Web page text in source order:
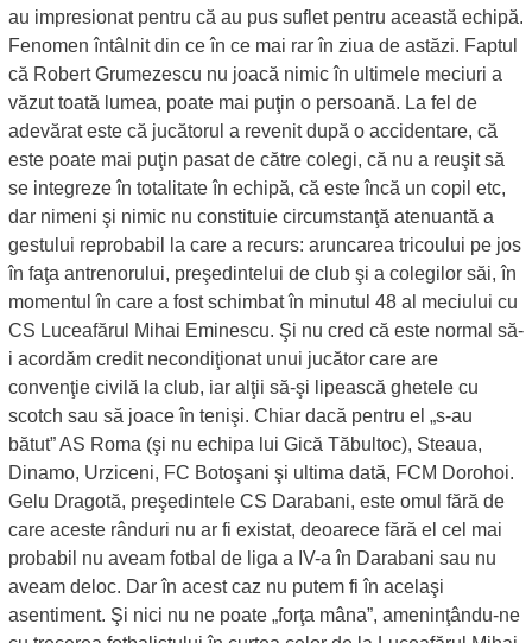
au impresionat pentru că au pus suflet pentru această echipă.
Fenomen întâlnit din ce în ce mai rar în ziua de astăzi. Faptul
că Robert Grumezescu nu joacă nimic în ultimele meciuri a
văzut toată lumea, poate mai puţin o persoană. La fel de
adevărat este că jucătorul a revenit după o accidentare, că
este poate mai puţin pasat de către colegi, că nu a reuşit să
se integreze în totalitate în echipă, că este încă un copil etc,
dar nimeni şi nimic nu constituie circumstanţă atenuantă a
gestului reprobabil la care a recurs: aruncarea tricoului pe jos
în faţa antrenorului, preşedintelui de club şi a colegilor săi, în
momentul în care a fost schimbat în minutul 48 al meciului cu
CS Luceafărul Mihai Eminescu. Şi nu cred că este normal să-
i acordăm credit necondiţionat unui jucător care are
convenţie civilă la club, iar alţii să-şi lipească ghetele cu
scotch sau să joace în tenişi. Chiar dacă pentru el „s-au
bătut” AS Roma (şi nu echipa lui Gică Tăbultoc), Steaua,
Dinamo, Urziceni, FC Botoşani şi ultima dată, FCM Dorohoi.
Gelu Dragotă, preşedintele CS Darabani, este omul fără de
care aceste rânduri nu ar fi existat, deoarece fără el cel mai
probabil nu aveam fotbal de liga a IV-a în Darabani sau nu
aveam deloc. Dar în acest caz nu putem fi în acelaşi
asentiment. Şi nici nu ne poate „forţa mâna”, ameninţându-ne